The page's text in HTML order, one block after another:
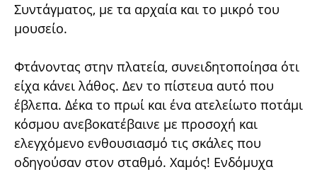
Συντάγματος, με τα αρχαία και το μικρό του
μουσείο.
Φτάνοντας στην πλατεία, συνειδητοποίησα ότι
είχα κάνει λάθος. Δεν το πίστευα αυτό που
έβλεπα. Δέκα το πρωί και ένα ατελείωτο ποτάμι
κόσμου ανεβοκατέβαινε με προσοχή και
ελεγχόμενο ενθουσιασμό τις σκάλες που
οδηγούσαν στον σταθμό. Χαμός! Ενδόμυχα